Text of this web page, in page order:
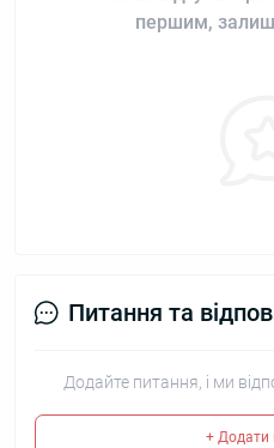
першим,
Питання та
Додайте питання, і ми
+ Додати